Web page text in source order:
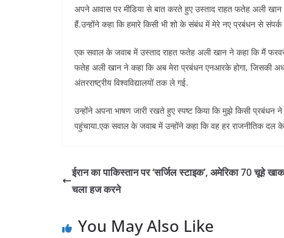
अपने आवास पर मीडिया से बात करते हुए उस्ताद राहत फतेह अली
हैं.उन्होंने कहा कि हमारे किसी भी शो के संबंध में मेरे नए प्रबंधन से
एक सवाल के जवाब में उस्ताद राहत फतेह अली खान ने कहा कि मैं
फतेह अली खान ने कहा कि अब मेरा प्रबंधन एनआरके होगा, जिसकी
अंतरराष्ट्रीय विश्वविद्यालयों तक ले गई.
उन्होंने अपना भाषण जारी रखते हुए स्पष्ट किया कि मुझे किसी
पहुंचाया.एक सवाल के जवाब में उन्होंने कहा कि वह हर राजनीतिक दल
ईरान का पाकिस्तान पर ‘सर्जिल स्टाइक’, अमेरिका 70 चूहे
चला हज करने
You May Also Like